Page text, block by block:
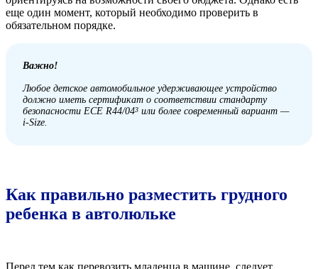
еще один момент, который необходимо проверить в
обязательном порядке.
Важно!
Любое детское автомобильное удерживающее устройство
должно иметь сертификат о соответствии стандарту
безопасности ECE R44/043 или более современный вариант —
i-Size.
Как правильно разместить грудного
ребенка в автолюльке
Перед тем как перевозить младенца в машине, следует